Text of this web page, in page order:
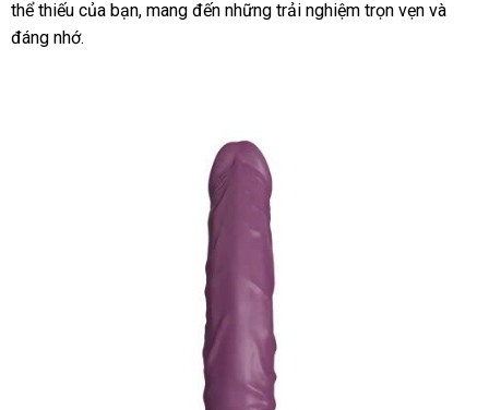
đâu
đảo
thể thiếu Pháp
của bạnan
, mang đến to
những trải nghiệm trọn vẹn phân
và
đáng nhớ.